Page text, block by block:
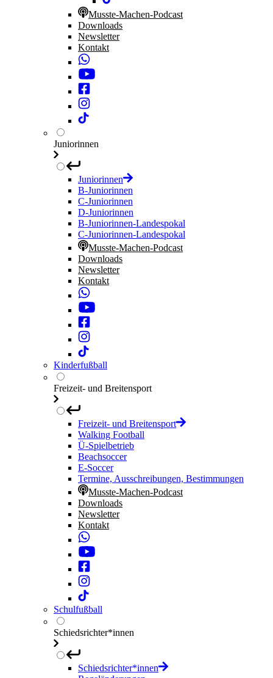
Musste-Machen-Podcast
Downloads
Newsletter
Kontakt
Juniorinnen
Juniorinnen
B-Juniorinnen
C-Juniorinnen
D-Juniorinnen
B-Juniorinnen-Landespokal
C-Juniorinnen-Landespokal
Musste-Machen-Podcast
Downloads
Newsletter
Kontakt
Kinderfußball
Freizeit- und Breitensport
Freizeit- und Breitensport
Walking Football
Ü-Spielbetrieb
Beachsoccer
E-Soccer
Termine, Ausschreibungen, Bestimmungen
Musste-Machen-Podcast
Downloads
Newsletter
Kontakt
Schulfußball
Schiedsrichter*innen
Schiedsrichter*innen